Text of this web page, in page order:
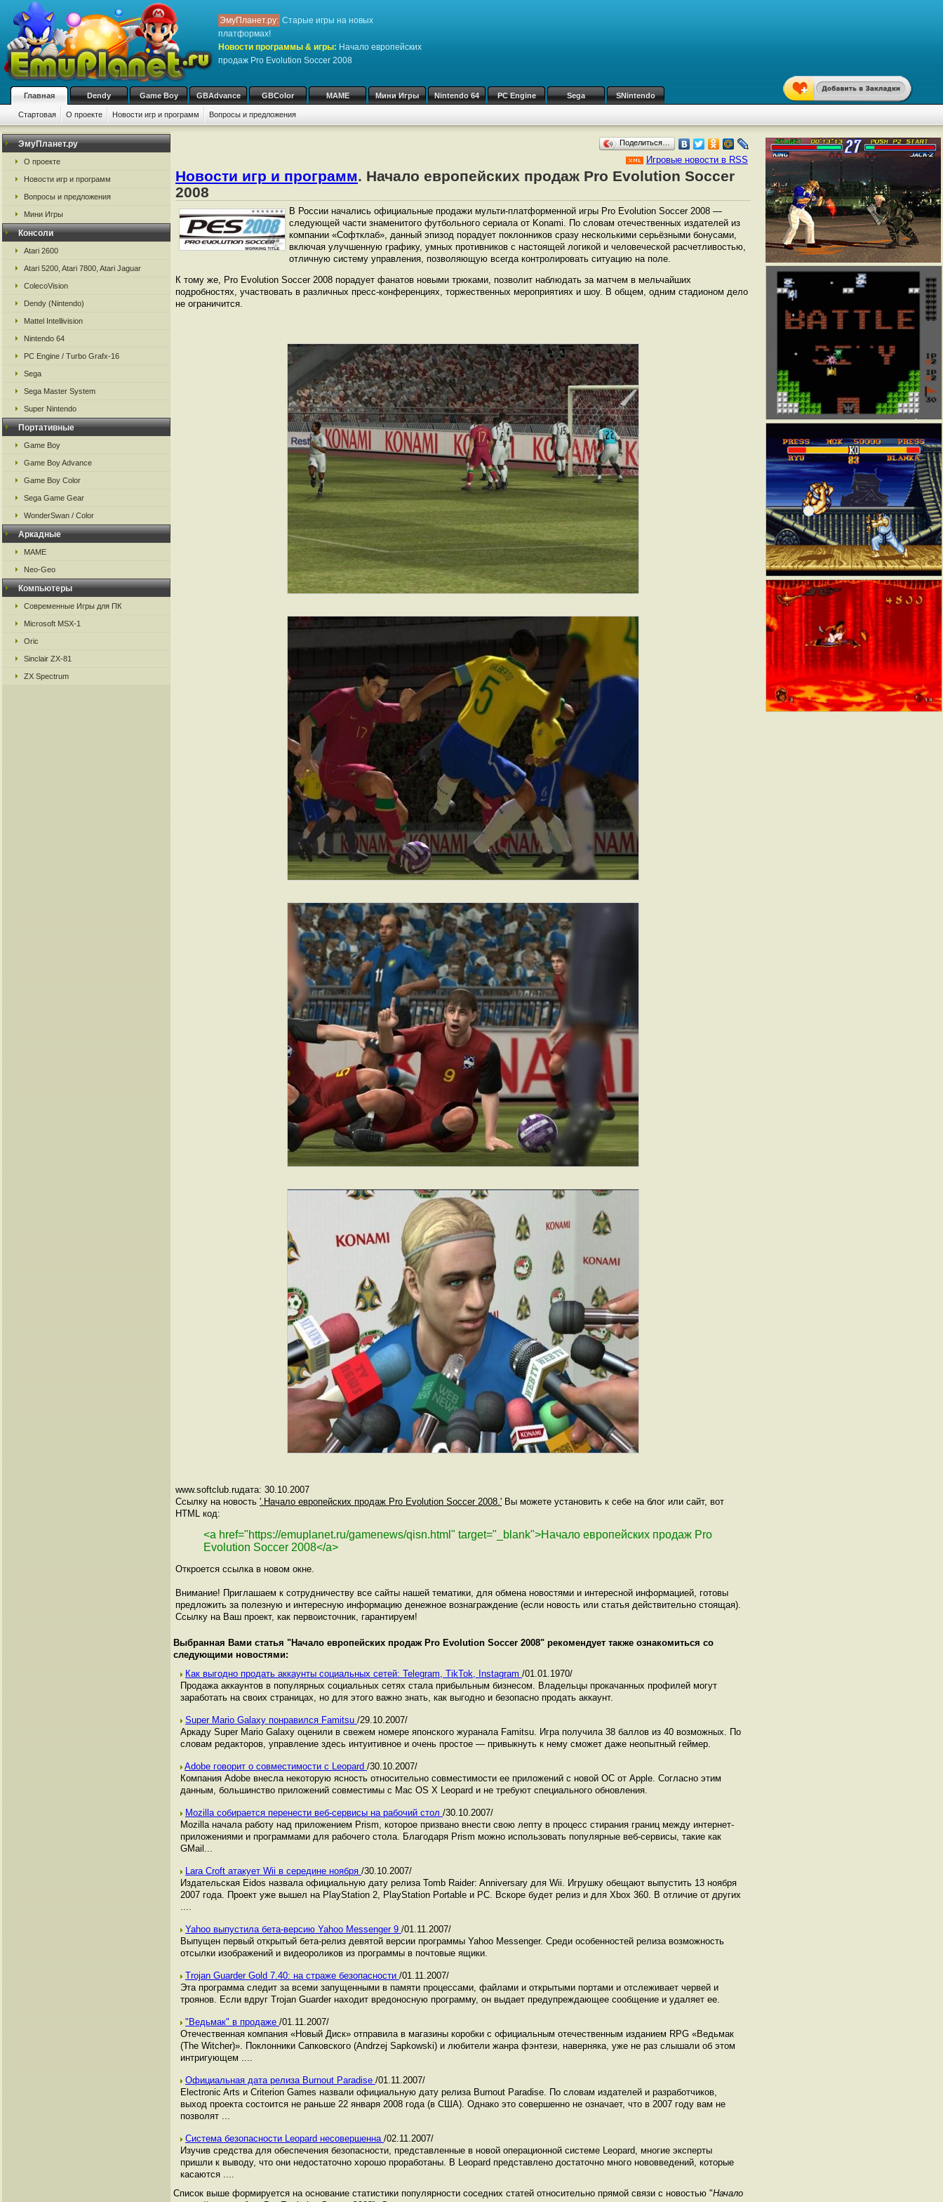
ЭмуПланет.ру: Старые игры на новых
платформах!
Новости программы & игры: Начало европейских
продаж Pro Evolution Soccer 2008
Главная Dendy Game Boy GBAdvance GBColor MAME Мини Игры Nintendo 64 PC Engine Sega SNintendo
Стартовая О проекте Новости игр и программ Вопросы и предложения
ЭмуПланет.ру
О проекте
Новости игр и программ
Вопросы и предложения
Мини Игры
Консоли
Atari 2600
Atari 5200, Atari 7800, Atari Jaguar
ColecoVision
Dendy (Nintendo)
Mattel Intellivision
Nintendo 64
PC Engine / Turbo Grafx-16
Sega
Sega Master System
Super Nintendo
Портативные
Game Boy
Game Boy Advance
Game Boy Color
Sega Game Gear
WonderSwan / Color
Аркадные
MAME
Neo-Geo
Компьютеры
Современные Игры для ПК
Microsoft MSX-1
Oric
Sinclair ZX-81
ZX Spectrum
Поделиться…
Игровые новости в RSS
Новости игр и программ. Начало европейских продаж Pro Evolution Soccer
2008
В России начались официальные продажи мульти-платформенной игры Pro Evolution Soccer 2008 —
следующей части знаменитого футбольного сериала от Konami. По словам отечественных издателей из
компании «Софтклаб», данный эпизод порадует поклонников сразу несколькими серьёзными бонусами,
включая улучшенную графику, умных противников с настоящей логикой и человеческой расчетливостью,
отличную систему управления, позволяющую всегда контролировать ситуацию на поле.
К тому же, Pro Evolution Soccer 2008 порадует фанатов новыми трюками, позволит наблюдать за матчем в мельчайших
подробностях, участвовать в различных пресс-конференциях, торжественных мероприятиях и шоу. В общем, одним стадионом дело
не ограничится.
www.softclub.ruдата: 30.10.2007
Ссылку на новость '.Начало европейских продаж Pro Evolution Soccer 2008.' Вы можете установить к себе на блог или сайт, вот
HTML код:
<a href="https://emuplanet.ru/gamenews/qisn.html" target="_blank">Начало европейских продаж Pro
Evolution Soccer 2008</a>
Откроется ссылка в новом окне.
Внимание! Приглашаем к сотрудничеству все сайты нашей тематики, для обмена новостями и интересной информацией, готовы
предложить за полезную и интересную информацию денежное вознаграждение (если новость или статья действительно стоящая).
Ссылку на Ваш проект, как первоисточник, гарантируем!
Выбранная Вами статья "Начало европейских продаж Pro Evolution Soccer 2008" рекомендует также ознакомиться со
следующими новостями:
Как выгодно продать аккаунты социальных сетей: Telegram, TikTok, Instagram /01.01.1970/
Продажа аккаунтов в популярных социальных сетях стала прибыльным бизнесом. Владельцы прокачанных профилей могут
заработать на своих страницах, но для этого важно знать, как выгодно и безопасно продать аккаунт.
Super Mario Galaxy понравился Famitsu /29.10.2007/
Аркаду Super Mario Galaxy оценили в свежем номере японского журанала Famitsu. Игра получила 38 баллов из 40 возможных. По
словам редакторов, управление здесь интуитивное и очень простое — привыкнуть к нему сможет даже неопытный геймер.
Adobe говорит о совместимости с Leopard /30.10.2007/
Компания Adobe внесла некоторую ясность относительно совместимости ее приложений с новой OC от Apple. Согласно этим
данным, большинство приложений совместимы с Mac OS X Leopard и не требуют специального обновления.
Mozilla собирается перенести веб-сервисы на рабочий стол /30.10.2007/
Mozilla начала работу над приложением Prism, которое призвано внести свою лепту в процесс стирания границ между интернет-
приложениями и программами для рабочего стола. Благодаря Prism можно использовать популярные веб-сервисы, такие как
GMail...
Lara Croft атакует Wii в середине ноября /30.10.2007/
Издательская Eidos назвала официальную дату релиза Tomb Raider: Anniversary для Wii. Игрушку обещают выпустить 13 ноября
2007 года. Проект уже вышел на PlayStation 2, PlayStation Portable и PC. Вскоре будет релиз и для Xbox 360. В отличие от других
....
Yahoo выпустила бета-версию Yahoo Messenger 9 /01.11.2007/
Выпущен первый открытый бета-релиз девятой версии программы Yahoo Messenger. Среди особенностей релиза возможность
отсылки изображений и видеороликов из программы в почтовые ящики.
Trojan Guarder Gold 7.40: на страже безопасности /01.11.2007/
Эта программа следит за всеми запущенными в памяти процессами, файлами и открытыми портами и отслеживает червей и
троянов. Если вдруг Trojan Guarder находит вредоносную программу, он выдает предупреждающее сообщение и удаляет ее.
"Ведьмак" в продаже /01.11.2007/
Отечественная компания «Новый Диск» отправила в магазины коробки с официальным отечественным изданием RPG «Ведьмак
(The Witcher)». Поклонники Сапковского (Andrzej Sapkowski) и любители жанра фэнтези, наверняка, уже не раз слышали об этом
интригующем ....
Официальная дата релиза Burnout Paradise /01.11.2007/
Electronic Arts и Criterion Games назвали официальную дату релиза Burnout Paradise. По словам издателей и разработчиков,
выход проекта состоится не раньше 22 января 2008 года (в США). Однако это совершенно не означает, что в 2007 году вам не
позволят ...
Система безопасности Leopard несовершенна /02.11.2007/
Изучив средства для обеспечения безопасности, представленные в новой операционной системе Leopard, многие эксперты
пришли к выводу, что они недостаточно хорошо проработаны. В Leopard представлено достаточно много нововведений, которые
касаются ....
Список выше формируется на основание статистики популярности соседних статей относительно прямой связи с новостью "Начало